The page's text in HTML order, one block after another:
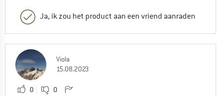
Ja, ik zou het product aan een vriend aanraden
Viola
15.08.2023
0 0